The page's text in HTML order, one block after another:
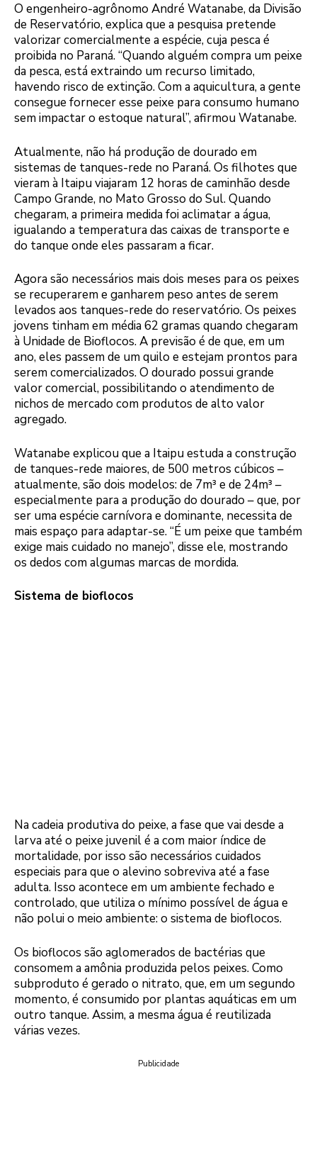
O engenheiro-agrônomo André Watanabe, da Divisão
de Reservatório, explica que a pesquisa pretende
valorizar comercialmente a espécie, cuja pesca é
proibida no Paraná. “Quando alguém compra um peixe
da pesca, está extraindo um recurso limitado,
havendo risco de extinção. Com a aquicultura, a gente
consegue fornecer esse peixe para consumo humano
sem impactar o estoque natural”, afirmou Watanabe.
Atualmente, não há produção de dourado em
sistemas de tanques-rede no Paraná. Os filhotes que
vieram à Itaipu viajaram 12 horas de caminhão desde
Campo Grande, no Mato Grosso do Sul. Quando
chegaram, a primeira medida foi aclimatar a água,
igualando a temperatura das caixas de transporte e
do tanque onde eles passaram a ficar.
Agora são necessários mais dois meses para os peixes
se recuperarem e ganharem peso antes de serem
levados aos tanques-rede do reservatório. Os peixes
jovens tinham em média 62 gramas quando chegaram
à Unidade de Bioflocos. A previsão é de que, em um
ano, eles passem de um quilo e estejam prontos para
serem comercializados. O dourado possui grande
valor comercial, possibilitando o atendimento de
nichos de mercado com produtos de alto valor
agregado.
Watanabe explicou que a Itaipu estuda a construção
de tanques-rede maiores, de 500 metros cúbicos –
atualmente, são dois modelos: de 7m³ e de 24m³ –
especialmente para a produção do dourado – que, por
ser uma espécie carnívora e dominante, necessita de
mais espaço para adaptar-se. “É um peixe que também
exige mais cuidado no manejo”, disse ele, mostrando
os dedos com algumas marcas de mordida.
Sistema de bioflocos
Na cadeia produtiva do peixe, a fase que vai desde a
larva até o peixe juvenil é a com maior índice de
mortalidade, por isso são necessários cuidados
especiais para que o alevino sobreviva até a fase
adulta. Isso acontece em um ambiente fechado e
controlado, que utiliza o mínimo possível de água e
não polui o meio ambiente: o sistema de bioflocos.
Os bioflocos são aglomerados de bactérias que
consomem a amônia produzida pelos peixes. Como
subproduto é gerado o nitrato, que, em um segundo
momento, é consumido por plantas aquáticas em um
outro tanque. Assim, a mesma água é reutilizada
várias vezes.
Publicidade